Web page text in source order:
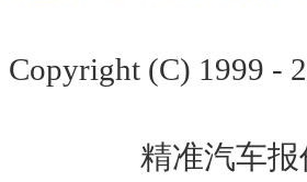
Copyright (C) 1999 -
精准汽车报